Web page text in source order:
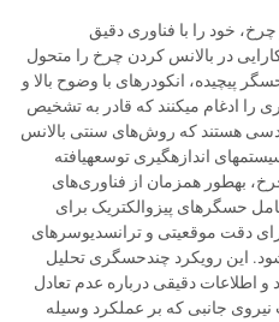
چرخ، خود را با فناوری دقیق
در بالانس کردن چرخ را متحول
پیچیده، انکودرهای با وضوح بالا و
ادغام میکنند که قادر به تشخیص
هستند که روش‌های سنتی بالانس
اندازهگیری توسعهیافته
بهطور همزمان از فناوری‌های
حسگرهای پیزوالکتریک برای
دقت موقعیتی و ترانسدیوسرهای
این رویکرد چندحسگری تحلیل
اطلاعات دقیقی درباره عدم تعادل
نیروی جانبی که بر عملکرد وسیله